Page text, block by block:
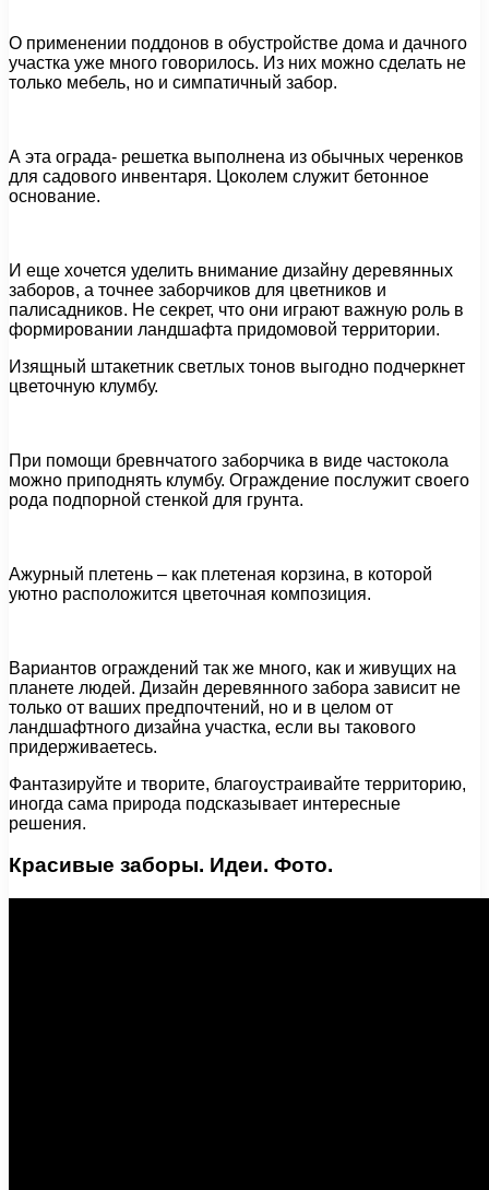
О применении поддонов в обустройстве дома и дачного
участка уже много говорилось. Из них можно сделать не
только мебель, но и симпатичный забор.
А эта ограда- решетка выполнена из обычных черенков
для садового инвентаря. Цоколем служит бетонное
основание.
И еще хочется уделить внимание дизайну деревянных
заборов, а точнее заборчиков для цветников и
палисадников. Не секрет, что они играют важную роль в
формировании ландшафта придомовой территории.
Изящный штакетник светлых тонов выгодно подчеркнет
цветочную клумбу.
При помощи бревнчатого заборчика в виде частокола
можно приподнять клумбу. Ограждение послужит своего
рода подпорной стенкой для грунта.
Ажурный плетень – как плетеная корзина, в которой
уютно расположится цветочная композиция.
Вариантов ограждений так же много, как и живущих на
планете людей. Дизайн деревянного забора зависит не
только от ваших предпочтений, но и в целом от
ландшафтного дизайна участка, если вы такового
придерживаетесь.
Фантазируйте и творите, благоустраивайте территорию,
иногда сама природа подсказывает интересные
решения.
Красивые заборы. Идеи. Фото.